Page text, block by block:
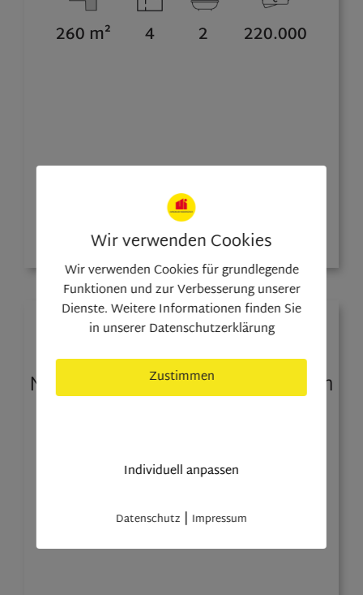
260 m² 4 2 220.000
Moderne Praxis im Zentrum von
zentral
4 2
Wir verwenden Cookies
Wir verwenden Cookies für grundlegende
Funktionen und zur Verbesserung unserer
Dienste. Weitere Informationen finden Sie
in unserer Datenschutzerklärung
Zustimmen
Individuell anpassen
Datenschutz | Impressum